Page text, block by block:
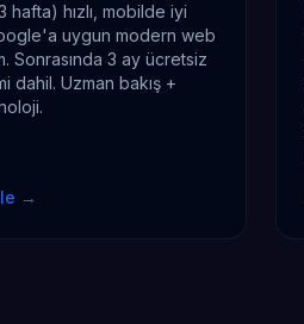
hafta) hızlı, mobilde iyi
uygun modern web
Sonrasında 3 ay ücretsiz
dahil. Uzman bakış +
→